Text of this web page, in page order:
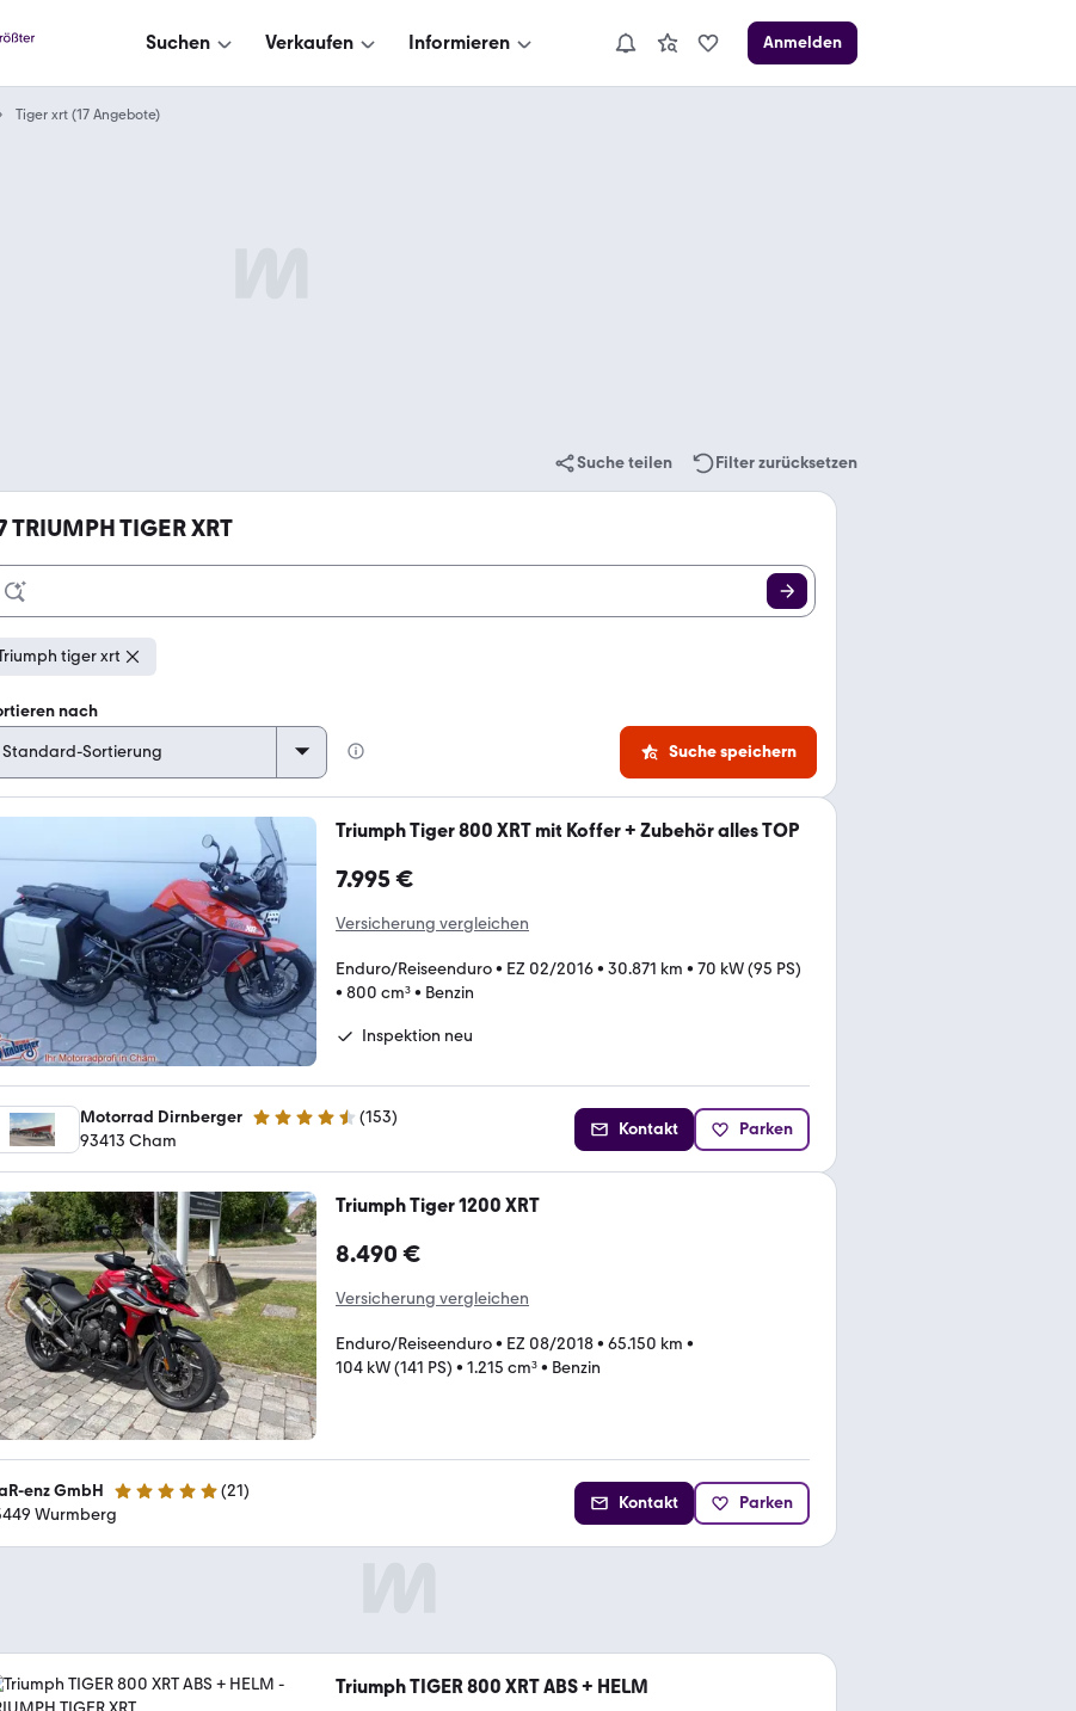
Suchen Verkaufen Informieren Anmelden
Tiger xrt (17 Angebote)
Suche teilen Filter zurücksetzen
TRIUMPH TIGER XRT
tiger xrt
nach
Suche speichern
Triumph Tiger 800 XRT mit Koffer + Zubehör alles TOP
7.995 €
Versicherung vergleichen
Enduro/Reiseenduro• EZ 02/2016• 30.871 km • 70 kW (95 PS)
• 800 cm³• Benzin
Inspektion neu
Motorrad Dirnberger 4.7 Sterne (153)
93413 Cham
Kontakt Parken
Triumph Tiger 1200 XRT
8.490 €
Versicherung vergleichen
Enduro/Reiseenduro• EZ 08/2018• 65.150 km •
104 kW (141 PS) • 1.215 cm³• Benzin
enz GmbH 5 Sterne (21)
Wurmberg
Kontakt Parken
Triumph TIGER 800 XRT ABS + HELM